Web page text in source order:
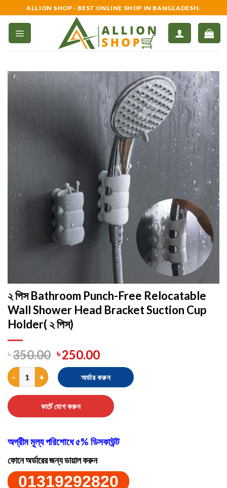
to
content
ALLION SHOP - BEST ONLINE SHOP IN BANGLADESH.
২ পিস Bathroom Punch-Free Relocatable
Wall Shower Head Bracket Suction Cup
Holder( ২ পিস)
৳350.00 ৳250.00
২ পিস Bathroom Punch-Free Relocatable Wall Shower Head
অর্ডার করুন
কার্টে যোগ করুন
অগ্রীম মূল্য পরিশোধে ৫% ডিসকাউন্ট
ফোনে অর্ডারের জন্য ডায়াল করুন
01319292820